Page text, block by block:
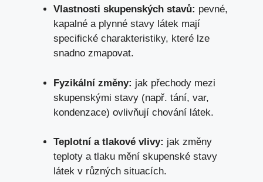
Vlastnosti skupenských stavů: pevné,
kapalné a plynné stavy látek mají
specifické charakteristiky, které lze
snadno zmapovat.
Fyzikální změny: jak přechody mezi
skupenskými stavy (např. tání, var,
kondenzace) ovlivňují chování látek.
Teplotní a tlakové vlivy: jak změny
teploty a tlaku mění skupenské stavy
látek v různých situacích.